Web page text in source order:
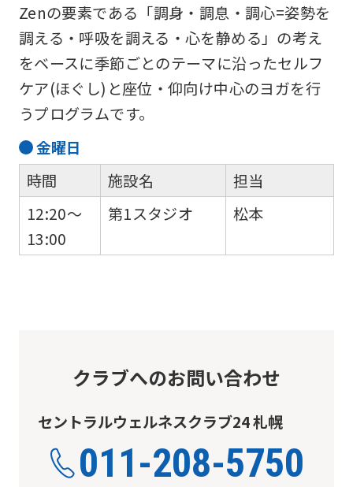
Zenの要素である「調身・調息・調心=姿勢を
調える・呼吸を調える・心を静める」の考え
をベースに季節ごとのテーマに沿ったセルフ
ケア(ほぐし)と座位・仰向け中心のヨガを行
うプログラムです。
金曜日
時間
12:20～
13:00
施設名
第1スタジオ
担当
松本
クラブへのお問い合わせ
セントラルウェルネスクラブ24 札幌
011-208-5750
translation.
The
translation
may
the
original
content.
understand
this
before
using
the